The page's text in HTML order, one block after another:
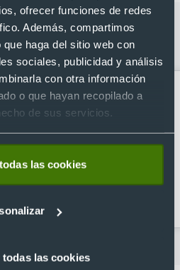
ofrecer funciones de redes
Además, compartimos
haga del sitio web con
sociales, publicidad y análisis
con otra información
o que hayan recopilado a
de sus servicios.
las cookies
todas las cookies
con Bata
de mujer Velilla
enfermeras